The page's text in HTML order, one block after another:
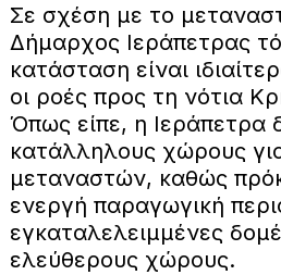
Σε σχέση με το
Δήμαρχος Ιεράπετρας
κατάσταση είναι
οι ροές προς τη νότια
Όπως είπε, η Ιεράπετρα
κατάλληλους χώρους
μεταναστών, καθώς
ενεργή παραγωγική
εγκαταλελειμμένες
ελεύθερους χώρους.